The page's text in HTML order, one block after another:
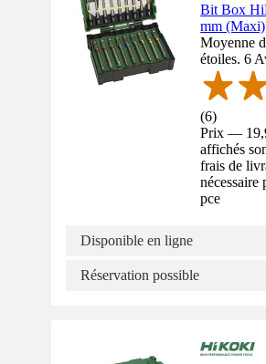
Bit Box
mm (Maxi)
Moyenne
étoiles. 6
(6)
Prix —
affichés
frais de
nécessaire
pce
Disponible en ligne
Réservation possible